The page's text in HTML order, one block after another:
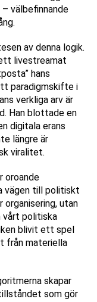
välbefinnande
av denna logik.
livestreamat
hans
paradigmskifte i
verkliga arv är
Han blottade en
digitala erans
längre är
viralitet.
oroande
vägen till politiskt
organisering, utan
vårt politiska
blivit ett spel
från materiella
skapar
som gör